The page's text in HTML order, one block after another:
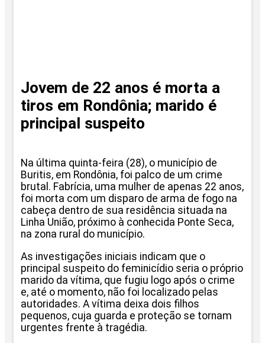
Jovem de 22 anos é morta a
tiros em Rondônia; marido é
principal suspeito
Na última quinta-feira (28), o município de
Buritis, em Rondônia, foi palco de um crime
brutal. Fabrícia, uma mulher de apenas 22 anos,
foi morta com um disparo de arma de fogo na
cabeça dentro de sua residência situada na
Linha União, próximo à conhecida Ponte Seca,
na zona rural do município.
As investigações iniciais indicam que o
principal suspeito do feminicídio seria o próprio
marido da vítima, que fugiu logo após o crime
e, até o momento, não foi localizado pelas
autoridades. A vítima deixa dois filhos
pequenos, cuja guarda e proteção se tornam
urgentes frente à tragédia.